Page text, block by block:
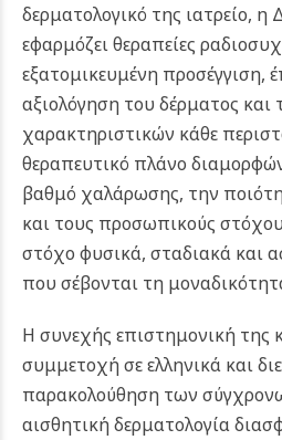
δερματολογικό της ιατρείο,
εφαρμόζει θεραπείες
εξατομικευμένη προσέγγιση,
αξιολόγηση του δέρματος και
χαρακτηριστικών κάθε
θεραπευτικό πλάνο
βαθμό χαλάρωσης, την
και τους προσωπικούς
στόχο φυσικά, σταδιακά και
που σέβονται τη
Η συνεχής επιστημονική της
συμμετοχή σε ελληνικά και
παρακολούθηση των
αισθητική δερματολογία